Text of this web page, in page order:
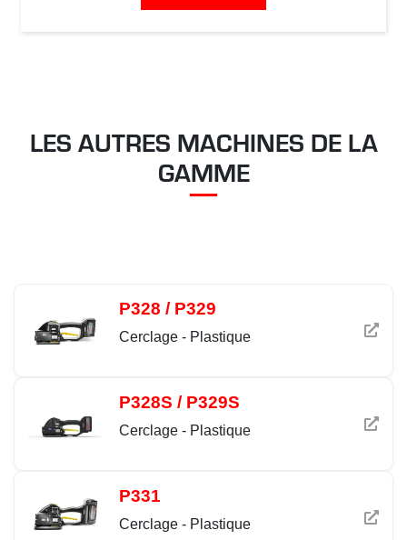
LES AUTRES MACHINES DE LA
GAMME
P328 / P329
Cerclage - Plastique
P328S / P329S
Cerclage - Plastique
P331
Cerclage - Plastique